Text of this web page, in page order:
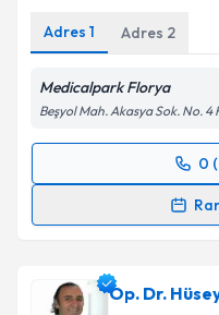
Adres 1 Adres 2
Medicalpark Florya
Beşyol Mah. Akasya Sok. No. 4
0
Randevu
için bir takvim
Op. Dr.